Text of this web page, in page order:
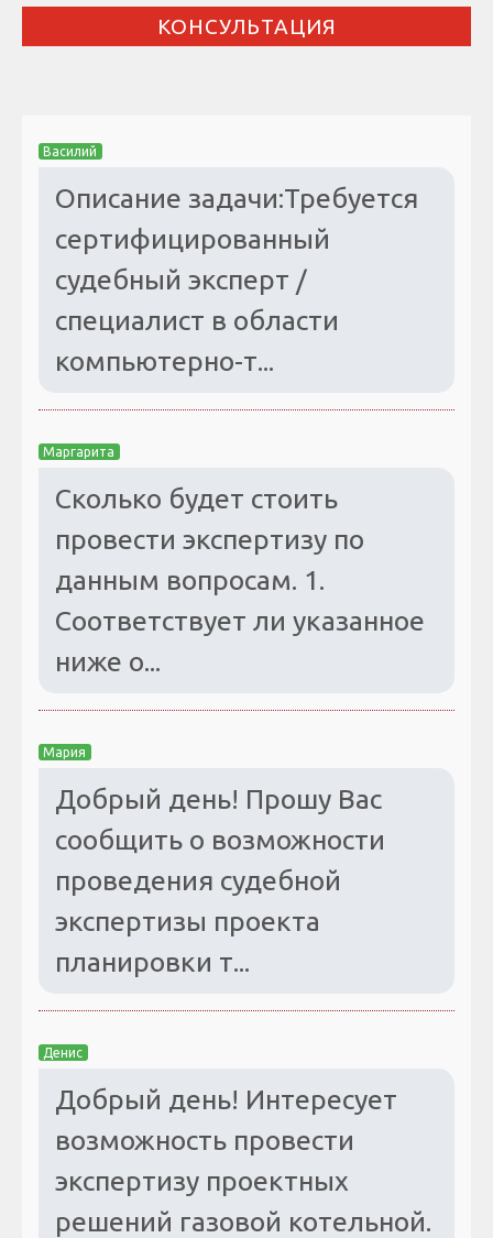
КОНСУЛЬТАЦИЯ
Василий
Описание задачи:Требуется
сертифицированный
судебный эксперт /
специалист в области
компьютерно-т...
Маргарита
Сколько будет стоить
провести экспертизу по
данным вопросам. 1.
Соответствует ли указанное
ниже о...
Мария
Добрый день! Прошу Вас
сообщить о возможности
проведения судебной
экспертизы проекта
планировки т...
Денис
Добрый день! Интересует
возможность провести
экспертизу проектных
решений газовой котельной.